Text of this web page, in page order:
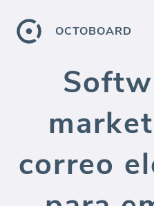
OCTOBOARD
correo